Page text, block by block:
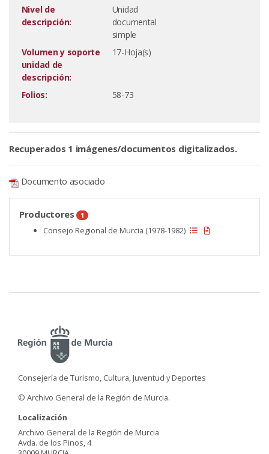
Nivel de
descripción:
Unidad
documental
simple
Volumen y soporte
unidad de
descripción:
17-Hoja(s)
Folios: 58-73
Recuperados 1 imágenes/documentos digitalizados.
Documento asociado
Productores 1
Consejo Regional de Murcia (1978-1982)
Consejería de Turismo, Cultura, Juventud y Deportes
© Archivo General de la Región de Murcia.
Localización
Archivo General de la Región de Murcia
Avda. de los Pinos, 4